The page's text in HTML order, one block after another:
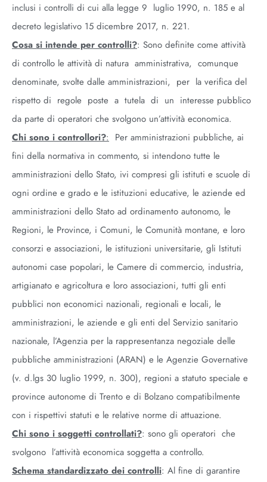
inclusi i controlli di cui alla legge 9 luglio 1990, n. 185 e al
decreto legislativo 15 dicembre 2017, n. 221.
Cosa si intende per controlli?: Sono definite come attività
di controllo le attività di natura amministrativa, comunque
denominate, svolte dalle amministrazioni, per la verifica del
rispetto di regole poste a tutela di un interesse pubblico
da parte di operatori che svolgono un’attività economica.
Chi sono i controllori?: Per amministrazioni pubbliche, ai
fini della normativa in commento, si intendono tutte le
amministrazioni dello Stato, ivi compresi gli istituti e scuole di
ogni ordine e grado e le istituzioni educative, le aziende ed
amministrazioni dello Stato ad ordinamento autonomo, le
Regioni, le Province, i Comuni, le Comunità montane, e loro
consorzi e associazioni, le istituzioni universitarie, gli Istituti
autonomi case popolari, le Camere di commercio, industria,
artigianato e agricoltura e loro associazioni, tutti gli enti
pubblici non economici nazionali, regionali e locali, le
amministrazioni, le aziende e gli enti del Servizio sanitario
nazionale, l’Agenzia per la rappresentanza negoziale delle
pubbliche amministrazioni (ARAN) e le Agenzie Governative
(v. d.lgs 30 luglio 1999, n. 300), regioni a statuto speciale e
province autonome di Trento e di Bolzano compatibilmente
con i rispettivi statuti e le relative norme di attuazione.
Chi sono i soggetti controllati?: sono gli operatori che
svolgono l’attività economica soggetta a controllo.
Schema standardizzato dei controlli: Al fine di garantire